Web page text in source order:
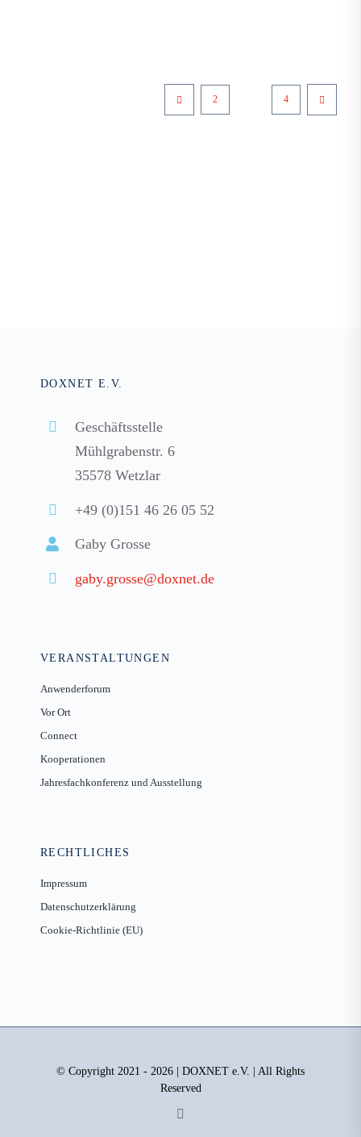
2 4
DOXNET E.V.
Geschäftsstelle
Mühlgrabenstr. 6
35578 Wetzlar
+49 (0)151 46 26 05 52
Gaby Grosse
gaby.grosse@doxnet.de
VERANSTALTUNGEN
Anwenderforum
Vor Ort
Connect
Kooperationen
Jahresfachkonferenz und Ausstellung
RECHTLICHES
Impressum
Datenschutzerklärung
Cookie-Richtlinie (EU)
© Copyright 2021 - 2026 | DOXNET e.V. | All Rights
Reserved